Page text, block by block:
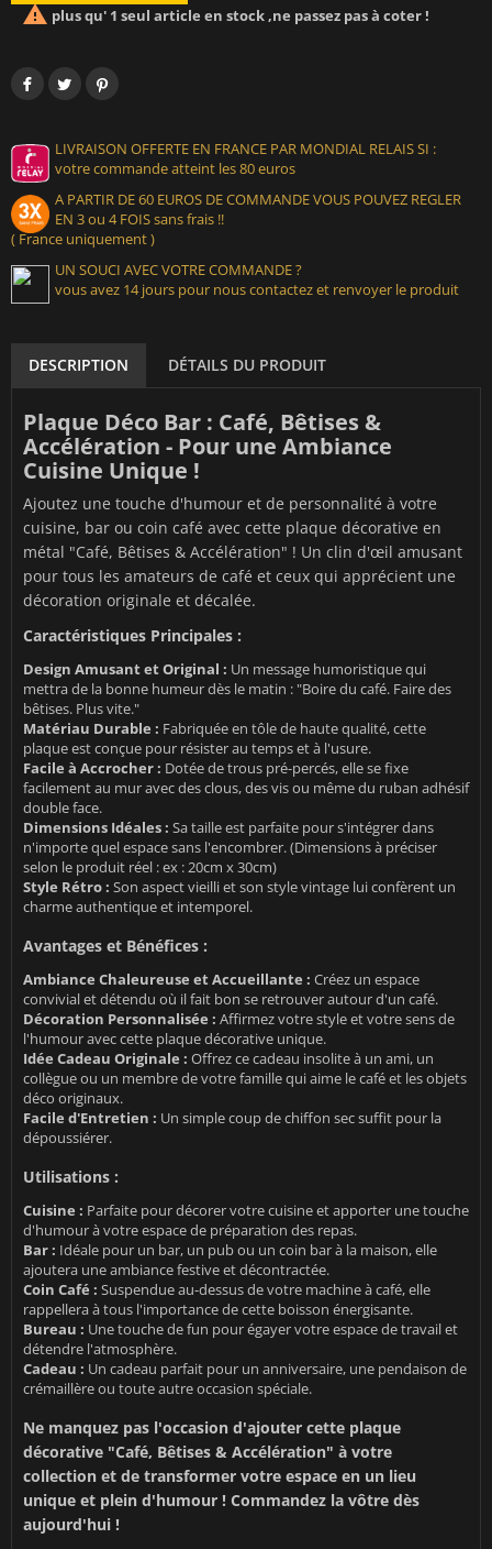
 plus qu' 1 seul article en stock ,ne passez pas à coter !
LIVRAISON OFFERTE EN FRANCE PAR MONDIAL RELAIS SI :
votre commande atteint les 80 euros
A PARTIR DE 60 EUROS DE COMMANDE VOUS POUVEZ REGLER
EN 3 ou 4 FOIS sans frais !!
( France uniquement )
UN SOUCI AVEC VOTRE COMMANDE ?
vous avez 14 jours pour nous contactez et renvoyer le produit
DESCRIPTION DÉTAILS DU PRODUIT
Plaque Déco Bar : Café, Bêtises &
Accélération - Pour une Ambiance
Cuisine Unique !
Ajoutez une touche d'humour et de personnalité à votre
cuisine, bar ou coin café avec cette plaque décorative en
métal "Café, Bêtises & Accélération" ! Un clin d'œil amusant
pour tous les amateurs de café et ceux qui apprécient une
décoration originale et décalée.
Caractéristiques Principales :
Design Amusant et Original : Un message humoristique qui
mettra de la bonne humeur dès le matin : "Boire du café. Faire des
bêtises. Plus vite."
Matériau Durable : Fabriquée en tôle de haute qualité, cette
plaque est conçue pour résister au temps et à l'usure.
Facile à Accrocher : Dotée de trous pré-percés, elle se fixe
facilement au mur avec des clous, des vis ou même du ruban adhésif
double face.
Dimensions Idéales : Sa taille est parfaite pour s'intégrer dans
n'importe quel espace sans l'encombrer. (Dimensions à préciser
selon le produit réel : ex : 20cm x 30cm)
Style Rétro : Son aspect vieilli et son style vintage lui confèrent un
charme authentique et intemporel.
Avantages et Bénéfices :
Ambiance Chaleureuse et Accueillante : Créez un espace
convivial et détendu où il fait bon se retrouver autour d'un café.
Décoration Personnalisée : Affirmez votre style et votre sens de
l'humour avec cette plaque décorative unique.
Idée Cadeau Originale : Offrez ce cadeau insolite à un ami, un
collègue ou un membre de votre famille qui aime le café et les objets
déco originaux.
Facile d'Entretien : Un simple coup de chiffon sec suffit pour la
dépoussiérer.
Utilisations :
Cuisine : Parfaite pour décorer votre cuisine et apporter une touche
d'humour à votre espace de préparation des repas.
Bar : Idéale pour un bar, un pub ou un coin bar à la maison, elle
ajoutera une ambiance festive et décontractée.
Coin Café : Suspendue au-dessus de votre machine à café, elle
rappellera à tous l'importance de cette boisson énergisante.
Bureau : Une touche de fun pour égayer votre espace de travail et
détendre l'atmosphère.
Cadeau : Un cadeau parfait pour un anniversaire, une pendaison de
crémaillère ou toute autre occasion spéciale.
Ne manquez pas l'occasion d'ajouter cette plaque
décorative "Café, Bêtises & Accélération" à votre
collection et de transformer votre espace en un lieu
unique et plein d'humour ! Commandez la vôtre dès
aujourd'hui !